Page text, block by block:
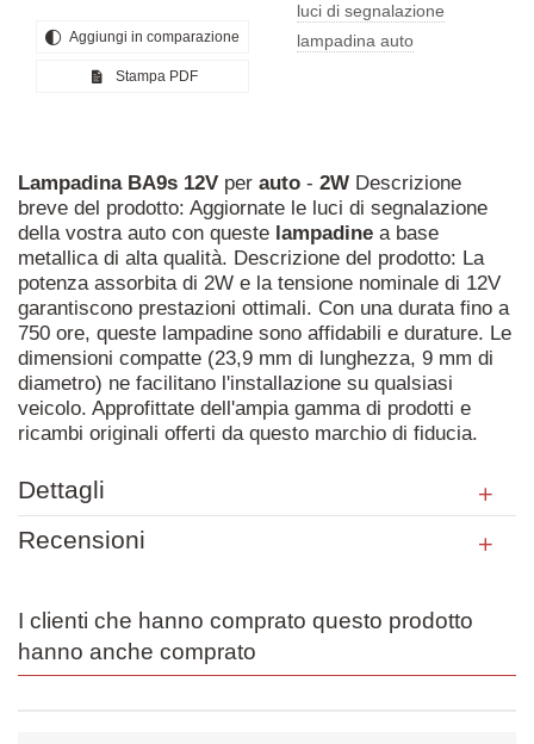
Aggiungi in comparazione
Stampa PDF
luci di segnalazione
lampadina auto
Lampadina BA9s 12V per auto - 2W Descrizione
breve del prodotto: Aggiornate le luci di segnalazione
della vostra auto con queste lampadine a base
metallica di alta qualità. Descrizione del prodotto: La
potenza assorbita di 2W e la tensione nominale di 12V
garantiscono prestazioni ottimali. Con una durata fino a
750 ore, queste lampadine sono affidabili e durature. Le
dimensioni compatte (23,9 mm di lunghezza, 9 mm di
diametro) ne facilitano l'installazione su qualsiasi
veicolo. Approfittate dell'ampia gamma di prodotti e
ricambi originali offerti da questo marchio di fiducia.
Dettagli
Recensioni
I clienti che hanno comprato questo prodotto
hanno anche comprato